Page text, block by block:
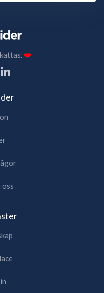
❤️
oss